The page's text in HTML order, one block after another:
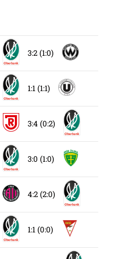
3:2 (1:0)
1:1 (1:1)
3:4 (0:2)
3:0 (1:0)
4:2 (2:0)
1:1 (0:0)